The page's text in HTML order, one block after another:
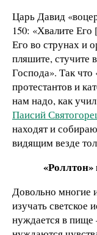
Царь Давид
150: «Хвалите
Его во струнах и
пляшите, стучите
Господа». Так что
протестантов и
нам надо, как
Паисий
находят и
видящим везде
Довольно многие
изучать светское
нуждается в пище